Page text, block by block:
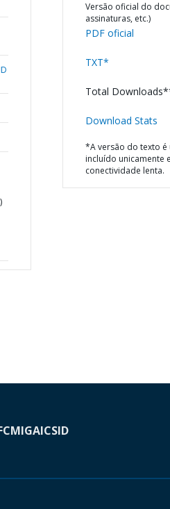
Versão oficial do
assinaturas, etc.)
PDF oficial
TXT*
Total
Download Stats
*A versão do texto é
incluído unicamente
conectividade lenta.
MIGAICSID